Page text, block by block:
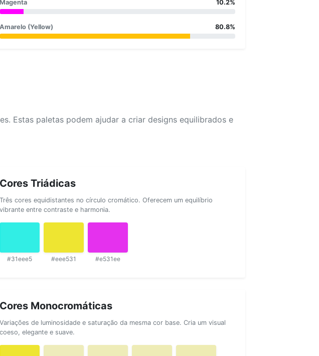
Magenta 10.2%
Amarelo (Yellow) 80.8%
Estas paletas podem ajudar a criar designs equilibrados e
Cores Triádicas
Três cores equidistantes no círculo cromático. Oferecem um equilíbrio
vibrante entre contraste e harmonia.
#31eee5 #eee531 #e531ee
Cores Monocromáticas
Variações de luminosidade e saturação da mesma cor base. Cria um visual
coeso, elegante e suave.